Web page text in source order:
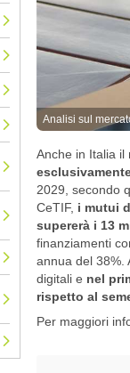
Analisi sul
Anche in Italia il
2029, secondo
CeTIF, i mutui
supererà i 13
finanziamenti
annua del 38%.
digitali e nel
rispetto al
Per maggiori